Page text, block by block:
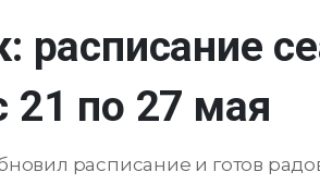
расписание
21 по 27 мая
расписание и готов